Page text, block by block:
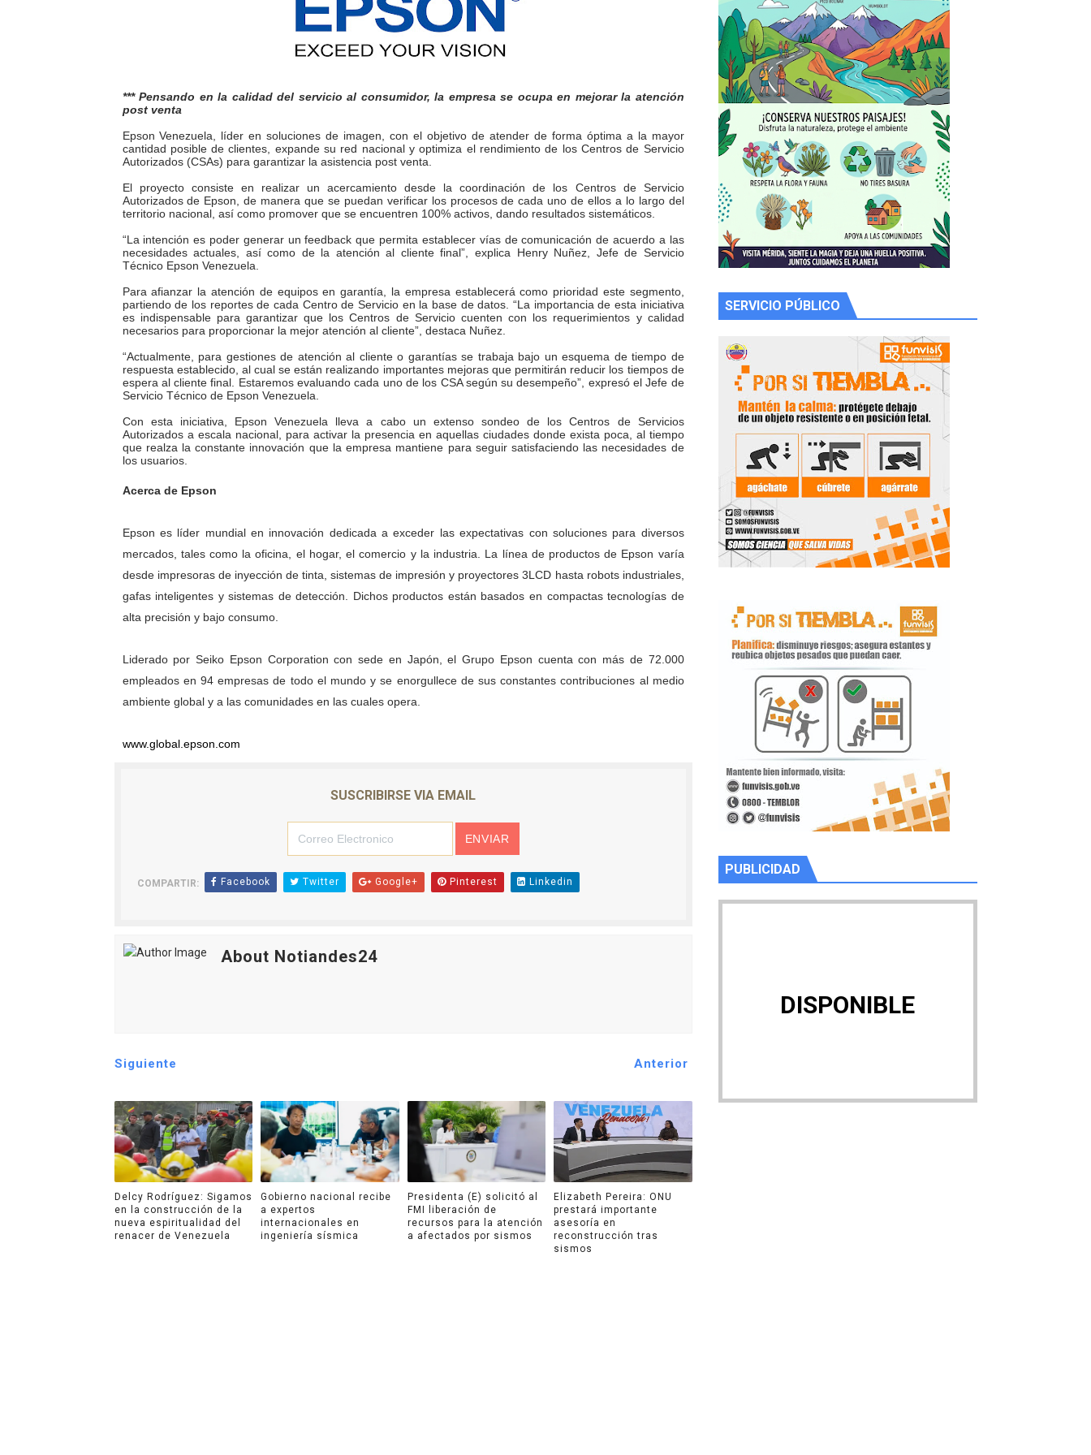
Gobierno bolivariano avanza en la transformación del hospital Sor Juana Inés
Niños merideños aprenden sobre gaita de tambora con Fundecem
Hospital universitario muestra sus avances en visita del Consejo Legislativo
Instituto Nacional de Nutrición celebra Semana Internacional de la Lactancia Materna
Gobernación de Mérida fortalece el desarrollo productivo en Rangel
Corposalud inició talleres para aspirantes al curso de Emergencia Prehospitalaria
Fortalecen formación académica de médicos en proceso de ruralidad
Campo Elías consolida plan de bacheo en el sector La Montañita
Fundecem inició con éxito el taller vacacional de origami
El Lactario del Iahula celebra la Semana Mundial de la Lactancia Materna
Plan Vacacional "Venezuela Ríe 2026" brinda recreación y cultura a niños del municipio Libertador
Iniciación al yoga reúne a diversos clubes deportivos de Zea en una enriquecedora jornada vacacional
Mincomunas impulsa el autogobierno en Mérida con plan de actualización y atención territorial
Expertos inspeccionan espacios del OAN para la instalación del detector Cherenkov de agua
*** Pensando en la calidad del servicio al consumidor, la empresa se ocupa en mejorar la atención
post venta
Epson Venezuela, líder en soluciones de imagen, con el objetivo de atender de forma óptima a la mayor
cantidad posible de clientes, expande su red nacional y optimiza el rendimiento de los Centros de Servicio
Autorizados (CSAs) para garantizar la asistencia post venta.
El proyecto consiste en realizar un acercamiento desde la coordinación de los Centros de Servicio
Autorizados de Epson, de manera que se puedan verificar los procesos de cada uno de ellos a lo largo del
territorio nacional, así como promover que se encuentren 100% activos, dando resultados sistemáticos.
“La intención es poder generar un feedback que permita establecer vías de comunicación de acuerdo a las
necesidades actuales, así como de la atención al cliente final”, explica Henry Nuñez, Jefe de Servicio
Técnico Epson Venezuela.
Para afianzar la atención de equipos en garantía, la empresa establecerá como prioridad este segmento,
partiendo de los reportes de cada Centro de Servicio en la base de datos. “La importancia de esta iniciativa
es indispensable para garantizar que los Centros de Servicio cuenten con los requerimientos y calidad
necesarios para proporcionar la mejor atención al cliente”, destaca Nuñez.
“Actualmente, para gestiones de atención al cliente o garantías se trabaja bajo un esquema de tiempo de
respuesta establecido, al cual se están realizando importantes mejoras que permitirán reducir los tiempos de
espera al cliente final. Estaremos evaluando cada uno de los CSA según su desempeño”, expresó el Jefe de
Servicio Técnico de Epson Venezuela.
Con esta iniciativa, Epson Venezuela lleva a cabo un extenso sondeo de los Centros de Servicios
Autorizados a escala nacional, para activar la presencia en aquellas ciudades donde exista poca, al tiempo
que realza la constante innovación que la empresa mantiene para seguir satisfaciendo las necesidades de
los usuarios.
Acerca de Epson
Epson es líder mundial en innovación dedicada a exceder las expectativas con soluciones para diversos
mercados, tales como la oficina, el hogar, el comercio y la industria. La línea de productos de Epson varía
desde impresoras de inyección de tinta, sistemas de impresión y proyectores 3LCD hasta robots industriales,
gafas inteligentes y sistemas de detección. Dichos productos están basados en compactas tecnologías de
alta precisión y bajo consumo.
Liderado por Seiko Epson Corporation con sede en Japón, el Grupo Epson cuenta con más de 72.000
empleados en 94 empresas de todo el mundo y se enorgullece de sus constantes contribuciones al medio
ambiente global y a las comunidades en las cuales opera.
www.global.epson.com
SUSCRIBIRSE VIA EMAIL
COMPARTIR: Facebook Twitter Google+ Pinterest Linkedin
About Notiandes24
Siguiente Anterior
Delcy Rodríguez: Sigamos
en la construcción de la
nueva espiritualidad del
renacer de Venezuela
Gobierno nacional recibe
a expertos
internacionales en
ingeniería sísmica
Presidenta (E) solicitó al
FMI liberación de
recursos para la atención
a afectados por sismos
Elizabeth Pereira: ONU
prestará importante
asesoría en
reconstrucción tras
sismos
SERVICIO PÚBLICO
PUBLICIDAD
DISPONIBLE